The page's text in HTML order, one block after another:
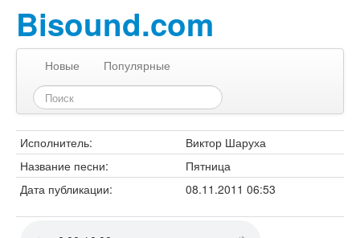
Bisound.com
Новые Популярные
Исполнитель:
Виктор Шаруха
Название песни:
Пятница
Дата публикации:
08.11.2011 06:53